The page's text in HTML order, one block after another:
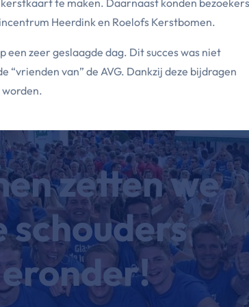
Heerdink en Roelofs Kerstbomen.
zeer geslaagde dag. Dit succes was niet
“vrienden van” de AVG. Dankzij deze bijdragen
zetten we
schouders
eronder!